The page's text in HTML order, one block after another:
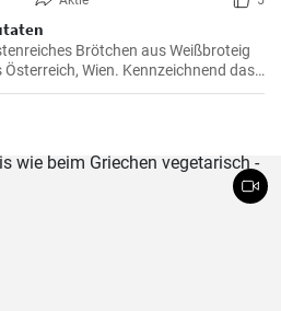
Brötchen aus Weißbroteig
Wien. Kennzeichnend das
durch Falten des Teigstücks